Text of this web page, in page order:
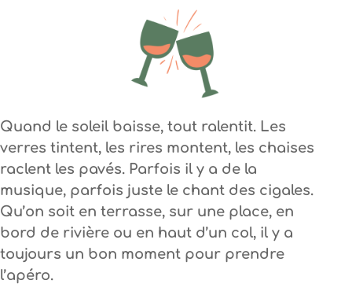
Quand le soleil baisse, tout ralentit. Les
verres tintent, les rires montent, les chaises
raclent les pavés. Parfois il y a de la
musique, parfois juste le chant des cigales.
Qu’on soit en terrasse, sur une place, en
bord de rivière ou en haut d’un col, il y a
toujours un bon moment pour prendre
l’apéro.